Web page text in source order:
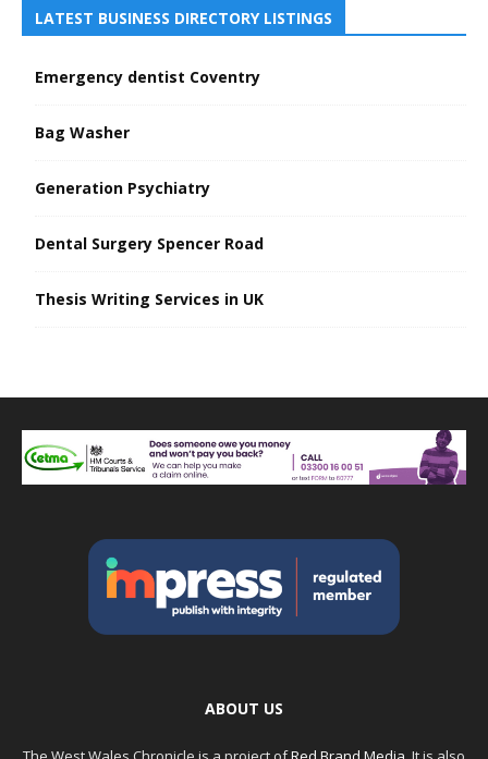
LATEST BUSINESS DIRECTORY LISTINGS
Emergency dentist Coventry
Bag Washer
Generation Psychiatry
Dental Surgery Spencer Road
Thesis Writing Services in UK
ABOUT US